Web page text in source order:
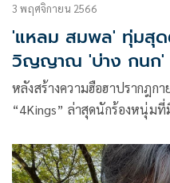
3 พฤศจิกายน 2566
'แหลม สมพล' ทุ่มสุ
วิญญาณ 'บ่าง กนก'
หลังสร้างความฮือฮาปรากฎ
“4Kings” ล่าสุดนักร้องหนุ่ม
“4Kings2” กำกับโดย “พุฒ-
ล่าสุดของ “เนรมิตรหนัง ฟิล์